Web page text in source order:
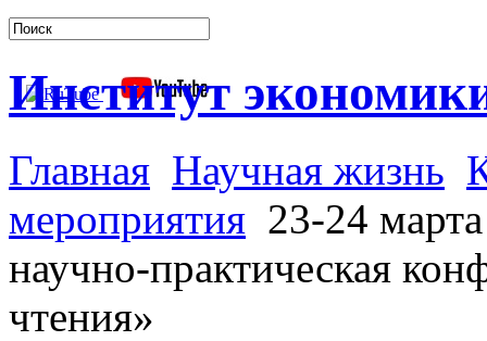
Институт
Главная Научная жизнь
мероприятия 23-24
научно-практическая
чтения»